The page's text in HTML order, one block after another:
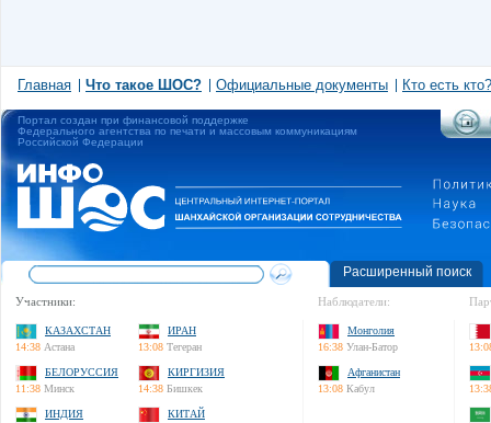
Главная Что такое ШОС? Официальные документы Кто есть кто?
Портал создан при финансовой поддержке
Федерального агентства по печати и массовым коммуникациям
Российской Федерации
Расширенный поиск
Участники:
КАЗАХСТАН
14:38 Астана
ИРАН
13:08 Тегеран
БЕЛОРУССИЯ
11:38 Минск
КИРГИЗИЯ
14:38 Бишкек
ИНДИЯ
КИТАЙ
Наблюдатели:
Монголия
16:38 Улан-Батор
Афганистан
13:08 Кабул